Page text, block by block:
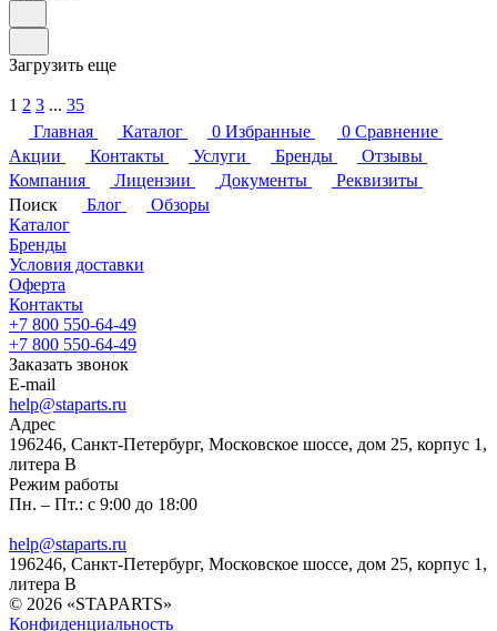
Загрузить еще
1 2 3 ... 35
Главная
Каталог 0 Избранные 0 Сравнение
Акции
Контакты Услуги Бренды
Отзывы
Компания
Лицензии Документы
Реквизиты
Поиск
Блог
Обзоры
Каталог
Бренды
Условия доставки
Оферта
Контакты
+7 800 550-64-49
+7 800 550-64-49
Заказать звонок
E-mail
help@staparts.ru
Адрес
196246, Санкт-Петербург, Московское шоссе, дом 25, корпус 1,
литера В
Режим работы
Пн. – Пт.: с 9:00 до 18:00
help@staparts.ru
196246, Санкт-Петербург, Московское шоссе, дом 25, корпус 1,
литера В
© 2026 «STAPARTS»
Конфиденциальность